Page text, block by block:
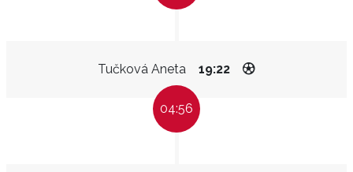
Tučková Aneta 19:22
04:56